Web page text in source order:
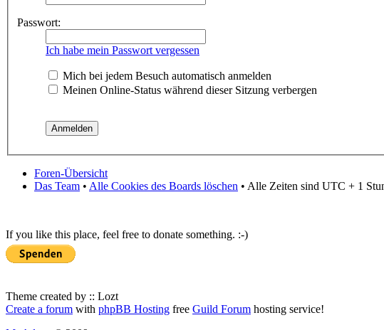
Passwort:
Ich habe mein Passwort vergessen
Mich bei jedem Besuch automatisch anmelden
Meinen Online-Status während dieser Sitzung verbergen
Foren-Übersicht
Das Team • Alle Cookies des Boards löschen • Alle Zeiten sind UTC + 1
If you like this place, feel free to donate something. :-)
Theme created by :: Lozt
Create a forum with phpBB Hosting free Guild Forum hosting service!